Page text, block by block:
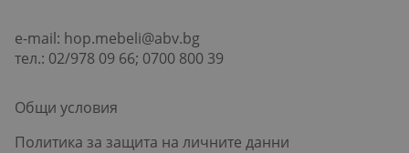
e-mail: hop.mebeli@abv.bg
тел.: 02/978 09 66; 0700 800 39
Общи условия
Политика за защита на личните данни